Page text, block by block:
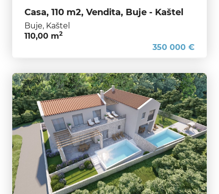
Casa, 110 m2, Vendita, Buje - Kaštel
Buje, Kaštel
110,00 m2
350 000 €